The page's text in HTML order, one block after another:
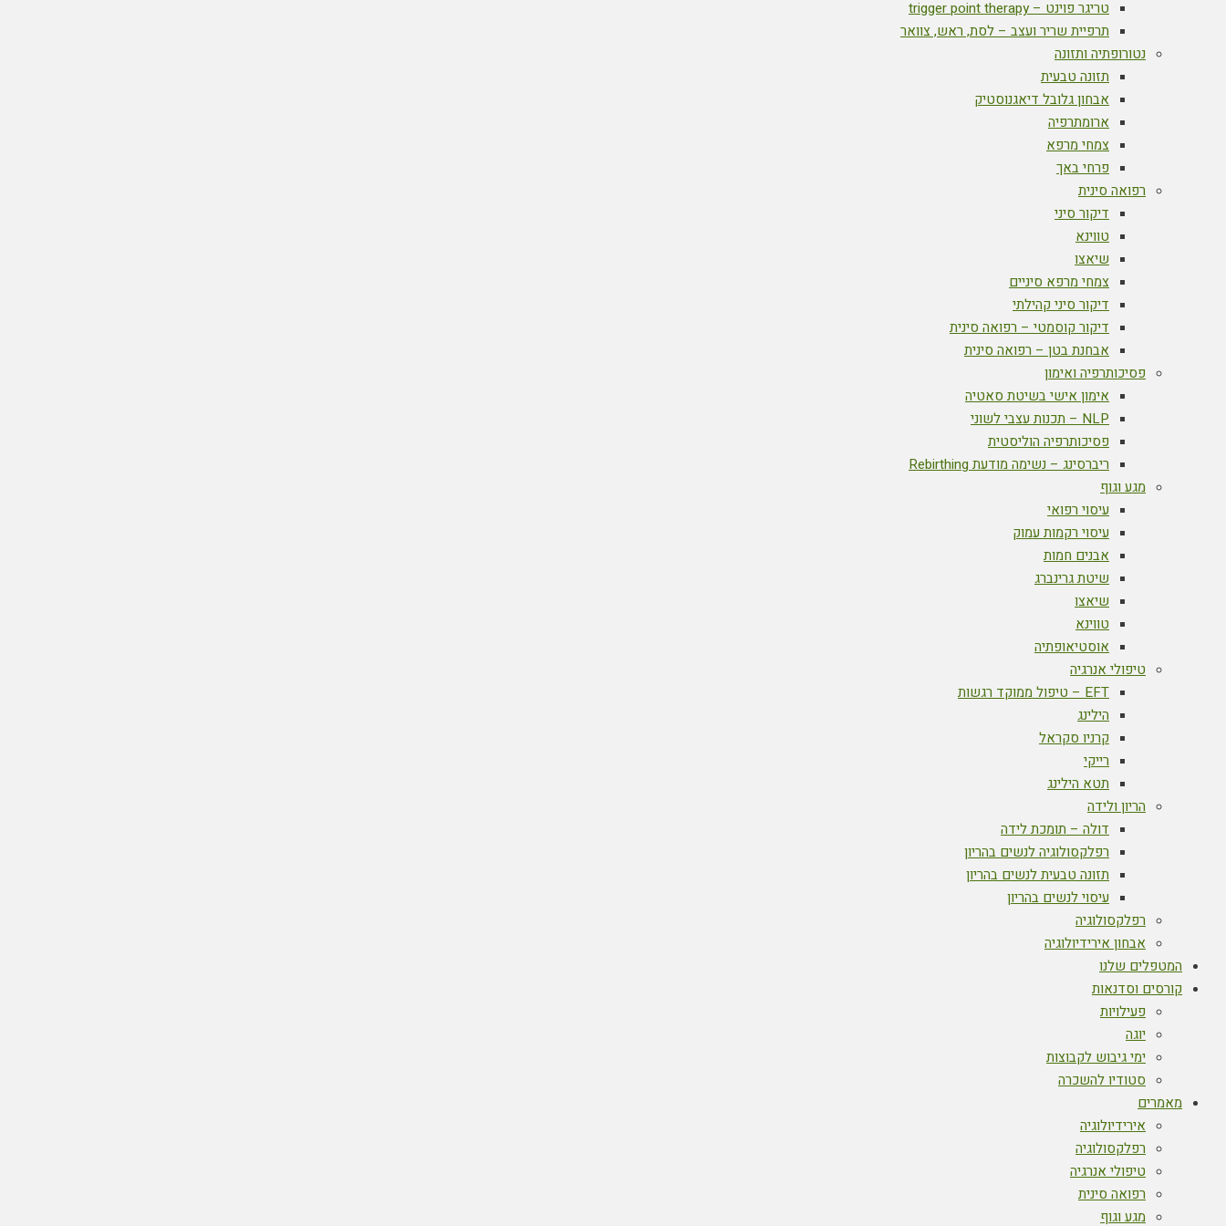
טריגר פוינט – trigger point therapy
תרפיית שריר ועצב – לסת, ראש, צוואר
נטורופתיה ותזונה
תזונה טבעית
אבחון גלובל דיאגנוסטיק
ארומתרפיה
צמחי מרפא
פרחי באך
רפואה סינית
דיקור סיני
טווינא
שיאצו
צמחי מרפא סיניים
דיקור סיני קהילתי
דיקור קוסמטי – רפואה סינית
אבחנת בטן – רפואה סינית
פסיכותרפיה ואימון
אימון אישי בשיטת סאטיה
NLP – תכנות עצבי לשוני
פסיכותרפיה הוליסטית
ריברסינג – נשימה מודעת Rebirthing
מגע וגוף
עיסוי רפואי
עיסוי רקמות עמוק
אבנים חמות
שיטת גרינברג
שיאצו
טווינא
אוסטיאופתיה
טיפולי אנרגיה
EFT – טיפול ממוקד רגשות
הילינג
קרניו סקראל
רייקי
תטא הילינג
הריון ולידה
דולה – תומכת לידה
רפלקסולוגיה לנשים בהריון
תזונה טבעית לנשים בהריון
עיסוי לנשים בהריון
רפלקסולוגיה
אבחון אירידיולוגיה
המטפלים שלנו
קורסים וסדנאות
פעילויות
יוגה
ימי גיבוש לקבוצות
סטודיו להשכרה
מאמרים
אירידיולוגיה
רפלקסולוגיה
טיפולי אנרגיה
רפואה סינית
מגע וגוף